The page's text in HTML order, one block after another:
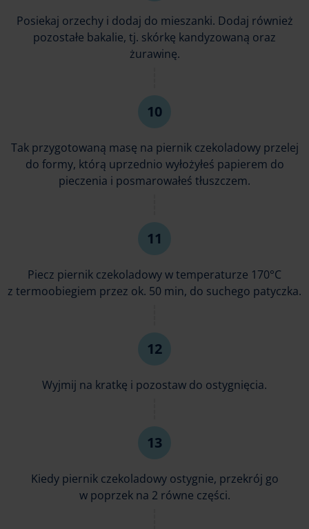
Posiekaj orzechy i dodaj do mieszanki. Dodaj również
pozostałe bakalie, tj. skórkę kandyzowaną oraz
żurawinę.
Tak przygotowaną masę na piernik czekoladowy przelej
do formy, którą uprzednio wyłożyłeś papierem do
pieczenia i posmarowałeś tłuszczem.
Piecz piernik czekoladowy w temperaturze 170°C
z termoobiegiem przez ok. 50 min, do suchego patyczka.
Wyjmij na kratkę i pozostaw do ostygnięcia.
Kiedy piernik czekoladowy ostygnie, przekrój go
w poprzek na 2 równe części.